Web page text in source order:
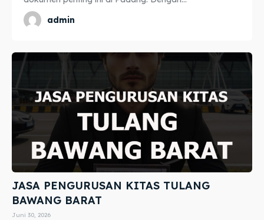
admin
JASA PENGURUSAN KITAS TULANG
BAWANG BARAT
Juni 30, 2026